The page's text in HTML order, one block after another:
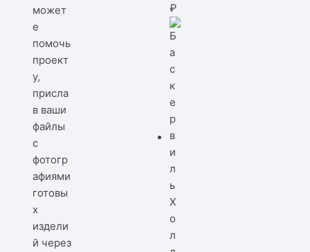
может
е
помочь
проект
у,
присла
в ваши
файлы
с
фотогр
афиями
готовы
х
издели
й через
₽